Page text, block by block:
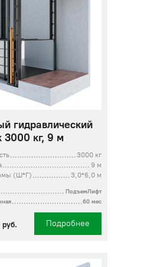
гидравлический
3000 кг, 9 м
3000 кг
9 м
(Ш*Г)
3,0*6,0 м
ПодъемЛифт
60 мес
руб. Подробнее